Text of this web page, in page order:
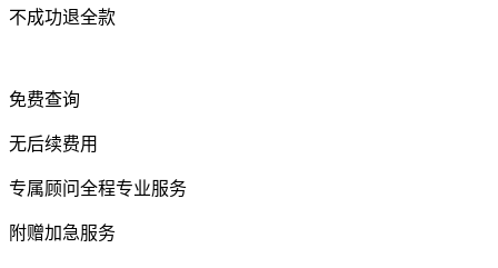
不成功退全款
免费查询
无后续费用
专属顾问全程专业服务
附赠加急服务